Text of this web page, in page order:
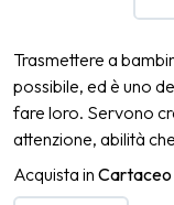
Trasmettere a
possibile, ed è uno
fare loro. Servono
attenzione, abilità
Ma vale davvero la
storia insieme a un
Acquista in Cartaceo